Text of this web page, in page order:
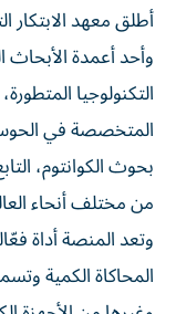
أطلق معهد الابتكار
وأحد أعمدة الأبحاث
التكنولوجيا
المتخصصة في
بحوث الكوانتوم،
من مختلف أنحاء
وتعد المنصة أداة
المحاكاة الكمية